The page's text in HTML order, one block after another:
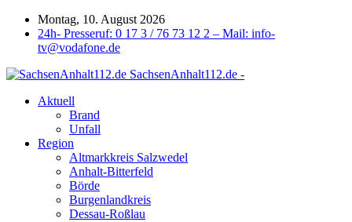
Montag, 10. August 2026
24h- Presseruf: 0 17 3 / 76 73 12 2 – Mail: info-
tv@vodafone.de
SachsenAnhalt112.de -
Aktuell
Brand
Unfall
Region
Altmarkkreis Salzwedel
Anhalt-Bitterfeld
Börde
Burgenlandkreis
Dessau-Roßlau